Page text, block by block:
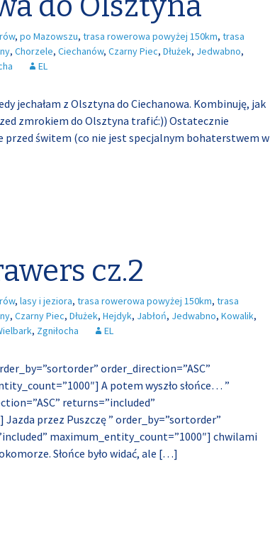
, po Mazowszu, trasa rowerowa powyżej 150km, trasa
, Chorzele, Ciechanów, Czarny Piec, Dłużek, Jedwabno,
EL
jechałam z Olsztyna do Ciechanowa. Kombinuję, jak
zmrokiem do Olsztyna trafić:)) Ostatecznie
przed świtem (co nie jest specjalnym bohaterstwem w
cz.2
, lasy i jeziora, trasa rowerowa powyżej 150km, trasa
, Czarny Piec, Dłużek, Hejdyk, Jabłoń, Jedwabno, Kowalik,
, Zgniłocha EL
order_direction=”ASC”
A potem wyszło słońce… ”
returns=”included”
przez Puszczę ” order_by=”sortorder”
maximum_entity_count=”1000″] chwilami
Słońce było widać, ale […]